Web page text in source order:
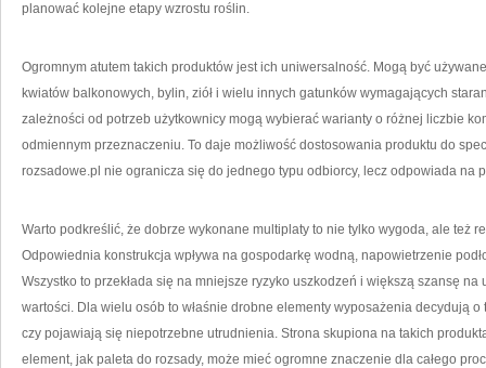
planować kolejne etapy wzrostu roślin.
Ogromnym atutem takich produktów jest ich uniwersalność. Mogą być
kwiatów balkonowych, bylin, ziół i wielu innych gatunków wymagających
zależności od potrzeb użytkownicy mogą wybierać warianty o różnej liczbie
odmiennym przeznaczeniu. To daje możliwość dostosowania produktu do
rozsadowe.pl nie ogranicza się do jednego typu odbiorcy, lecz odpowiada na
Warto podkreślić, że dobrze wykonane multiplaty to nie tylko wygoda, ale też
Odpowiednia konstrukcja wpływa na gospodarkę wodną, napowietrzenie
Wszystko to przekłada się na mniejsze ryzyko uszkodzeń i większą szansę
wartości. Dla wielu osób to właśnie drobne elementy wyposażenia decydują
czy pojawiają się niepotrzebne utrudnienia. Strona skupiona na takich
element, jak paleta do rozsady, może mieć ogromne znaczenie dla całego